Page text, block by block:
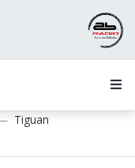
Tiguan